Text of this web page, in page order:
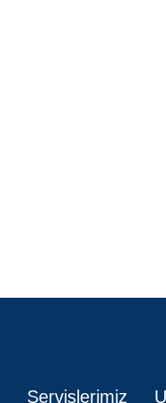
Servislerimiz